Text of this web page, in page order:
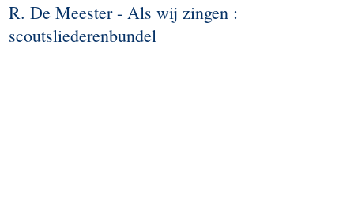
R. De Meester - Als wij zingen :
scoutsliederenbundel